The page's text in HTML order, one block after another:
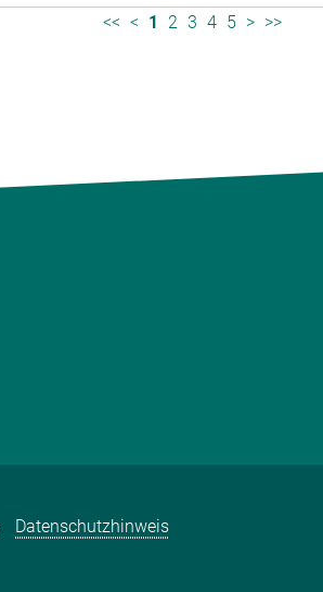
<< < 1 2 3 4 5 > >>
Datenschutzhinweis